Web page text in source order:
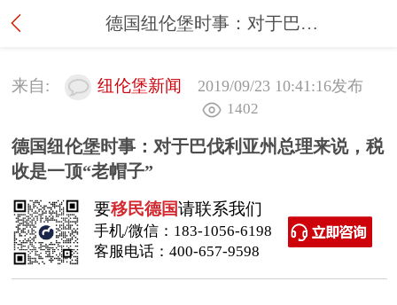
德国纽伦堡时事：对于巴伐利亚州总理来说，税收是一顶“老帽子”
来自: 纽伦堡新闻 2019/09/23 10:41:16发布
1402
德国纽伦堡时事：对于巴伐利亚州总理来说，税
收是一顶“老帽子”
要移民德国请联系我们
手机/微信： 183-1056-6198
客服电话： 400-657-9598